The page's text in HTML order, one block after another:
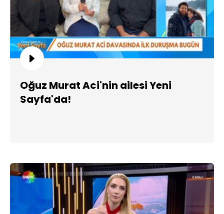
Oğuz Murat Aci'nin ailesi Yeni
Sayfa'da!